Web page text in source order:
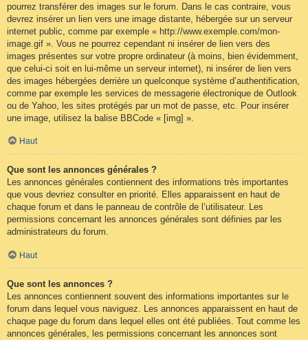
pourrez transférer des images sur le forum. Dans le cas contraire, vous
devrez insérer un lien vers une image distante, hébergée sur un serveur
internet public, comme par exemple « http://www.exemple.com/mon-
image.gif ». Vous ne pourrez cependant ni insérer de lien vers des
images présentes sur votre propre ordinateur (à moins, bien évidemment,
que celui-ci soit en lui-même un serveur internet), ni insérer de lien vers
des images hébergées derrière un quelconque système d’authentification,
comme par exemple les services de messagerie électronique de Outlook
ou de Yahoo, les sites protégés par un mot de passe, etc. Pour insérer
une image, utilisez la balise BBCode « [img] ».
Haut
Que sont les annonces générales ?
Les annonces générales contiennent des informations très importantes
que vous devriez consulter en priorité. Elles apparaissent en haut de
chaque forum et dans le panneau de contrôle de l’utilisateur. Les
permissions concernant les annonces générales sont définies par les
administrateurs du forum.
Haut
Que sont les annonces ?
Les annonces contiennent souvent des informations importantes sur le
forum dans lequel vous naviguez. Les annonces apparaissent en haut de
chaque page du forum dans lequel elles ont été publiées. Tout comme les
annonces générales, les permissions concernant les annonces sont